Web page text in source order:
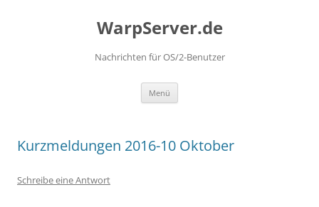
WarpServer.de
Nachrichten für OS/2-Benutzer
Menü
Kurzmeldungen 2016-10 Oktober
Schreibe eine Antwort